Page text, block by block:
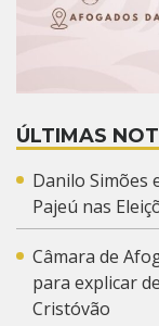
ÚLTIMAS
Danilo Simões
Pajeú nas
Câmara de
para explicar
Cristóvão